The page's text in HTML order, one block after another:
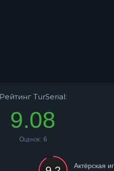
Рейтинг TurSerial:
9.08
Оценок: 6
Актёрская